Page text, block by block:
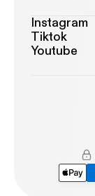
Instagram
Tiktok
Youtube